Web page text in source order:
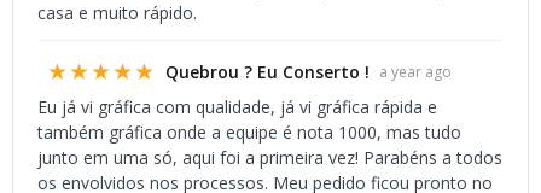
casa e muito rápido.
★★★★★ Quebrou ? Eu Conserto ! a year ago
Eu já vi gráfica com qualidade, já vi gráfica rápida e
também gráfica onde a equipe é nota 1000, mas tudo
junto em uma só, aqui foi a primeira vez! Parabéns a todos
os envolvidos nos processos. Meu pedido ficou pronto no